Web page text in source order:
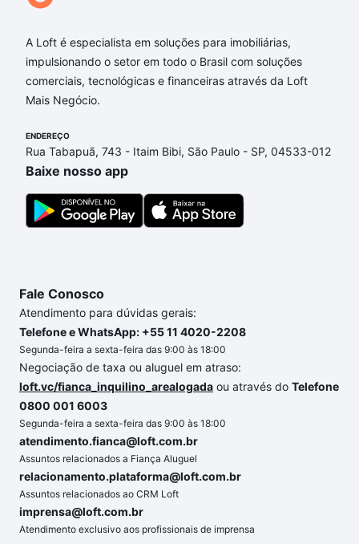
A Loft é especialista em soluções para imobiliárias,
impulsionando o setor em todo o Brasil com soluções
comerciais, tecnológicas e financeiras através da Loft
Mais Negócio.
ENDEREÇO
Rua Tabapuã, 743 - Itaim Bibi, São Paulo - SP, 04533-012
Baixe nosso app
Fale Conosco
Atendimento para dúvidas gerais:
Telefone e WhatsApp: +55 11 4020-2208
Segunda-feira a sexta-feira das 9:00 às 18:00
Negociação de taxa ou aluguel em atraso:
loft.vc/fianca_inquilino_arealogada ou através do Telefone
0800 001 6003
Segunda-feira a sexta-feira das 9:00 às 18:00
atendimento.fianca@loft.com.br
Assuntos relacionados a Fiança Aluguel
relacionamento.plataforma@loft.com.br
Assuntos relacionados ao CRM Loft
imprensa@loft.com.br
Atendimento exclusivo aos profissionais de imprensa